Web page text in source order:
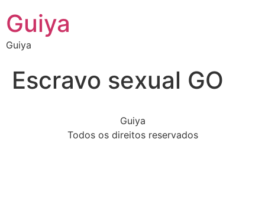
Guiya
Guiya
Escravo sexual GO
Guiya
Todos os direitos reservados